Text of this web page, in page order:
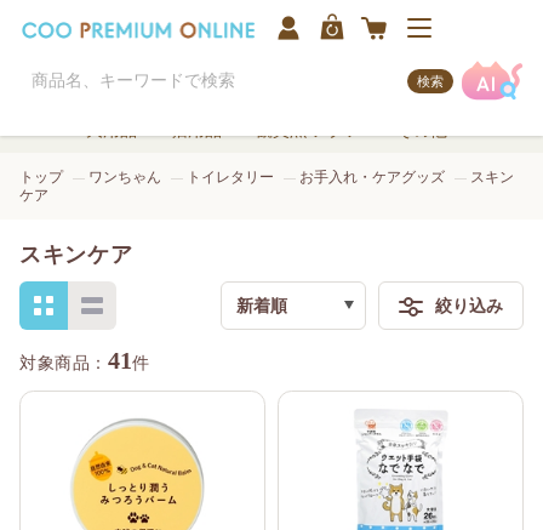
検索
トップ ワンちゃん トイレタリー お手入れ・ケアグッズ
スキン
ケア
スキンケア
絞り込み
検索
新着順
41 件